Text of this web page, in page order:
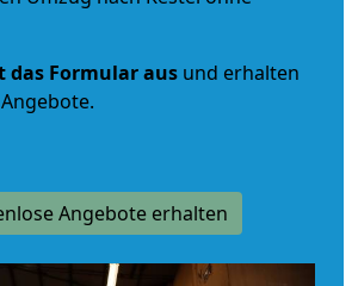
das Formular aus und erhalten
Angebote erhalten